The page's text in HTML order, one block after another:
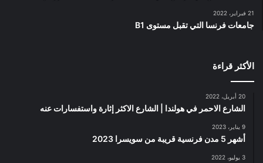
21 فبراير، 2022
جامعات فرنسا التي تقبل مستوى B1
الأكثر قراءة
20 أبريل، 2022
الشارع الاحمر في هولندا | الشارع الاكثر إثارة واستفسارات عنه
9 يناير، 2023
أشهر 5 مدن فرنسية قريبة من سويسرا 2023
3 يوليو، 2022